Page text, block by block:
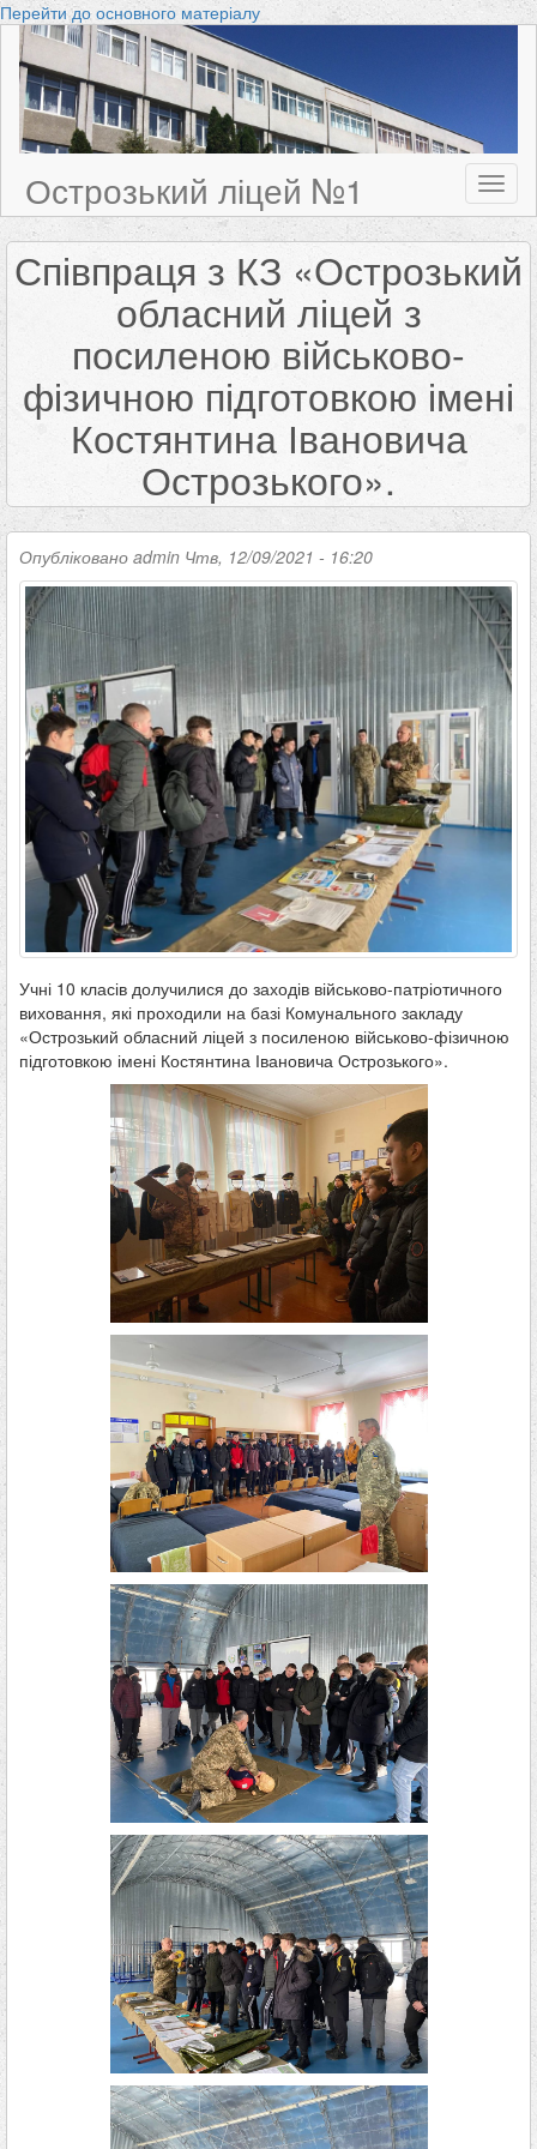
Перейти до основного матеріалу
Острозький ліцей №1
Співпраця з КЗ «Острозький
обласний ліцей з
посиленою військово-
фізичною підготовкою імені
Костянтина Івановича
Острозького».
Опубліковано admin Чтв, 12/09/2021 - 16:20
Учні 10 класів долучилися до заходів військово-патріотичного
виховання, які проходили на базі Комунального закладу
«Острозький обласний ліцей з посиленою військово-фізичною
підготовкою імені Костянтина Івановича Острозького».